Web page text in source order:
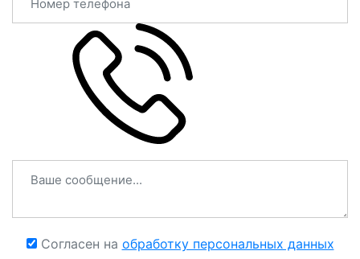
Согласен на обработку персональных данных